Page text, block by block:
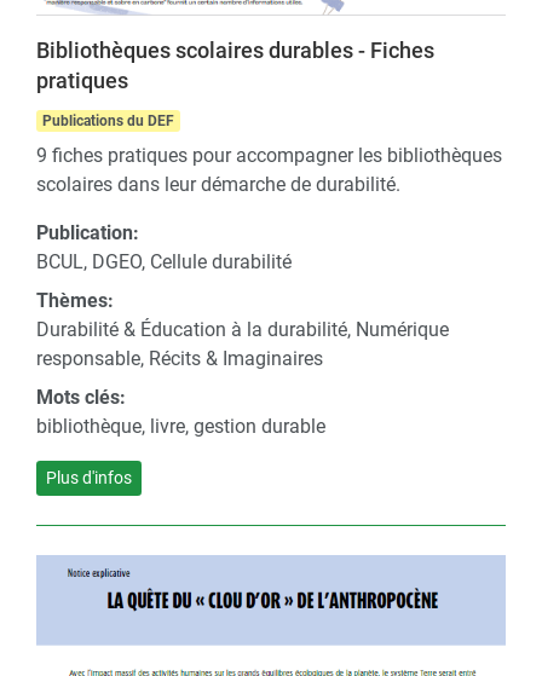
Bibliothèques scolaires durables - Fiches
pratiques
Publications du DEF
9 fiches pratiques pour accompagner les bibliothèques
scolaires dans leur démarche de durabilité.
Publication:
BCUL, DGEO, Cellule durabilité
Thèmes:
Durabilité & Éducation à la durabilité, Numérique
responsable, Récits & Imaginaires
Mots clés:
bibliothèque, livre, gestion durable
Plus d'infos